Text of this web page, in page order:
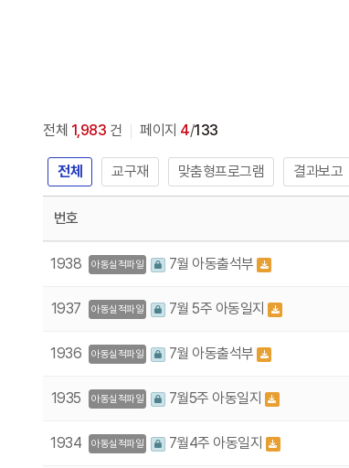
전체 1,983 건 페이지 4/133
전체 교구재 맞춤형프로그램 결과보고
번호
1938 아동실적파일 7월 아동출석부
1937 아동실적파일 7월 5주 아동일지
1936 아동실적파일 7월 아동출석부
1935 아동실적파일 7월5주 아동일지
1934 아동실적파일 7월4주 아동일지